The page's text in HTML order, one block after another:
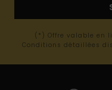
(*) Offre valable en
Conditions détaillées